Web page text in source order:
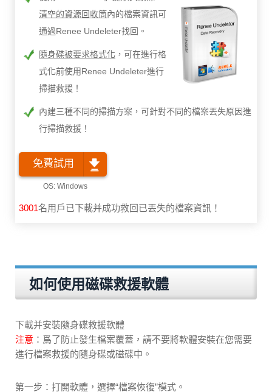
清空的資源回收筒內的檔案資訊可
通過Renee Undeleter找回。
隨身碟被要求格式化 ，可在進行格
式化前使用Renee Undeleter進行
掃描救援！
內建三種不同的掃描方案，可針對不同的檔案丟失原因進
行掃描救援！
免費試用
3001名用戶已下載并成功救回已丟失的檔案資訊！
如何使用磁碟救援軟體
下載并安裝隨身碟救援軟體
注意 ：爲了防止發生檔案覆蓋，請不要將軟體安裝在您需要
進行檔案救援的隨身碟或磁碟中。
第一步：打開軟體，選擇“檔案恢復”模式。